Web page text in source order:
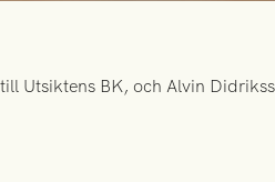
Utsiktens BK, och Alvin